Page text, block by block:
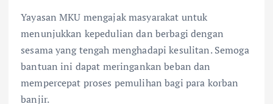
Yayasan MKU mengajak masyarakat untuk
menunjukkan kepedulian dan berbagi dengan
sesama yang tengah menghadapi kesulitan. Semoga
bantuan ini dapat meringankan beban dan
mempercepat proses pemulihan bagi para korban
banjir.